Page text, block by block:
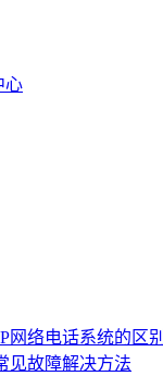
心
网络电话系统的区别
见故障解决方法